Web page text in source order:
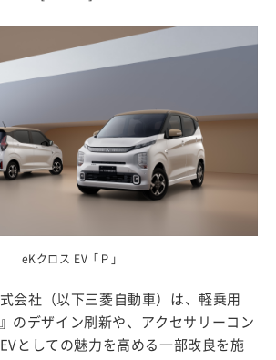
eKクロス EV「Ｐ」
会社（以下三菱自動車）は、軽乗用
のデザイン刷新や、アクセサリーコン
としての魅力を高める一部改良を施